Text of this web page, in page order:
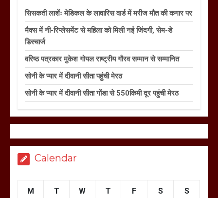
सिसकती लाशेंः मेडिकल के लावारिस वार्ड में मरीज मौत की कगार पर
मैक्स में नी-रिप्लेसमेंट से महिला को मिली नई जिंदगी, सेम-डे
डिस्चार्ज
वरिष्ठ पत्रकार मुकेश गोयल राष्ट्रीय गौरव सम्मान से सम्मानित
सोनी के प्यार में दीवानी सीता पहुंची मेरठ
सोनी के प्यार में दीवानी सीता गोंडा से 550किमी दूर पहुंची मेरठ
Calendar
M T W T F S S